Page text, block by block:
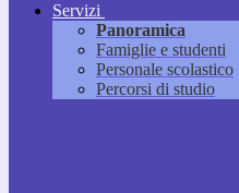
Servizi
Panoramica
Famiglie e studenti
Personale scolastico
Percorsi di studio